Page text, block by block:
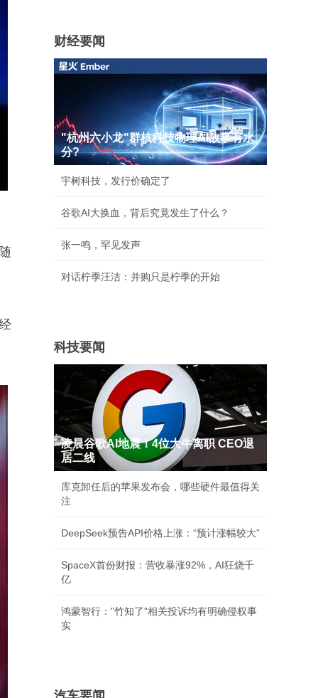
财经要闻
"杭州六小龙"群核科技物理AI故事有水
分?
宇树科技，发行价确定了
谷歌AI大换血，背后究竟发生了什么？
张一鸣，罕见发声
对话柠季汪洁：并购只是柠季的开始
科技要闻
凌晨谷歌AI地震！4位大牛离职 CEO退
居二线
库克卸任后的苹果发布会，哪些硬件最值得关
注
DeepSeek预告API价格上涨：“预计涨幅较大”
SpaceX首份财报：营收暴涨92%，AI狂烧千
亿
鸿蒙智行："竹知了"相关投诉均有明确侵权事
实